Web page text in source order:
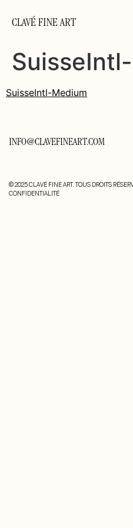
CLAVÉ FINE ART
SuisseIntl-Medium
INFO@CLAVEFINEART.COM
© 2025 CLAVÉ FINE ART. TOUS DROITS
CONFIDENTIALITÉ